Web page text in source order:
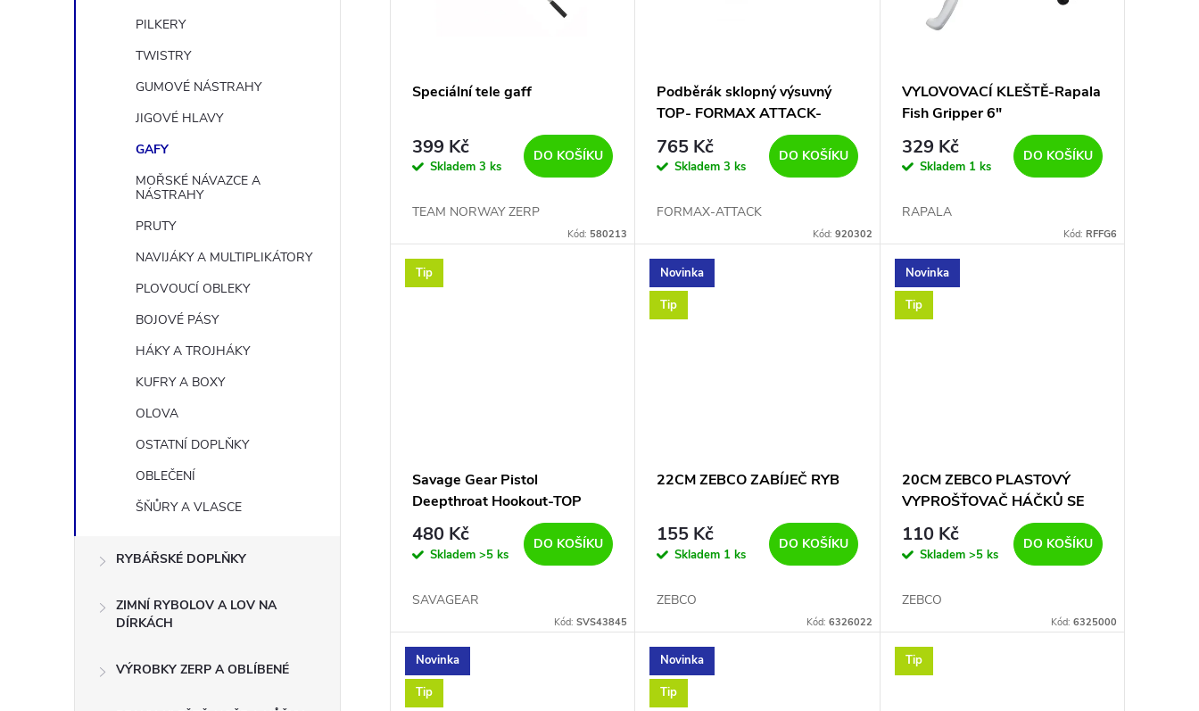
PILKERY
TWISTRY
GUMOVÉ NÁSTRAHY
JIGOVÉ HLAVY
GAFY
MOŘSKÉ NÁVAZCE A
NÁSTRAHY
PRUTY
NAVIJÁKY A MULTIPLIKÁTORY
PLOVOUCÍ OBLEKY
BOJOVÉ PÁSY
HÁKY A TROJHÁKY
KUFRY A BOXY
OLOVA
OSTATNÍ DOPLŇKY
OBLEČENÍ
ŠŇŮRY A VLASCE
RYBÁŘSKÉ DOPLŇKY
ZIMNÍ RYBOLOV A LOV NA
DÍRKÁCH
VÝROBKY ZERP A OBLÍBENÉ
k
d
u
Speciální tele gaff
399 Kč
Skladem 3 ks
DO KOŠÍKU
TEAM NORWAY ZERP
Kód: 580213
Podběrák sklopný výsuvný
TOP- FORMAX ATTACK-
NEJEN NA ŠTIKY + NA LOĎ
DO NORSKA
765 Kč
Skladem3 ks
DO KOŠÍKU
FORMAX-ATTACK
Kód: 920302
VYLOVOVACÍ KLEŠTĚ-Rapala
Fish Gripper 6"
329 Kč
Skladem 1 ks
DO KOŠÍKU
RAPALA
Kód: RFFG6
Tip
Savage Gear Pistol
Deepthroat Hookout-TOP
PRODUKT
480 Kč
Skladem >5 ks
DO KOŠÍKU
SAVAGEAR
Kód:SVS43845
Novinka
Tip
22CM ZEBCO ZABÍJEČ RYB
155 Kč
Skladem 1 ks
DO KOŠÍKU
ZEBCO
Kód: 6326022
Novinka
Tip
20CM ZEBCO PLASTOVÝ
VYPROŠŤOVAČ HÁČKŮ SE
ZABÍJEČEM RYB
110 Kč
Skladem >5 ks
DO KOŠÍKU
ZEBCO
Kód: 6325000
Novinka
Tip
Novinka
Tip
Tip